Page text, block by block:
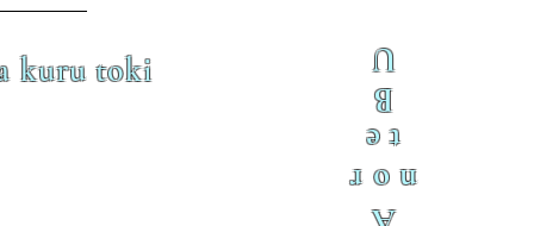
kuru toki
nor
te
B
U